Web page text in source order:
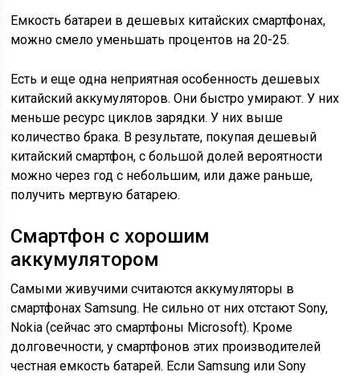
Емкость батареи в дешевых китайских смартфонах,
можно смело уменьшать процентов на 20-25.
Есть и еще одна неприятная особенность дешевых
китайский аккумуляторов. Они быстро умирают. У них
меньше ресурс циклов зарядки. У них выше
количество брака. В результате, покупая дешевый
китайский смартфон, с большой долей вероятности
можно через год с небольшим, или даже раньше,
получить мертвую батарею.
Cмартфон с хорошим
аккумулятором
Самыми живучими считаются аккумуляторы в
смартфонах Samsung. Не сильно от них отстают Sony,
Nokia (сейчас это смартфоны Microsoft). Кроме
долговечности, у смартфонов этих производителей
честная емкость батарей. Если Samsung или Sony